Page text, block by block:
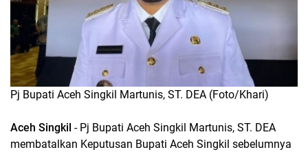
Pj Bupati Aceh Singkil Martunis, ST. DEA (Foto/Khari)
Aceh Singkil - Pj Bupati Aceh Singkil Martunis, ST. DEA
membatalkan Keputusan Bupati Aceh Singkil sebelumnya